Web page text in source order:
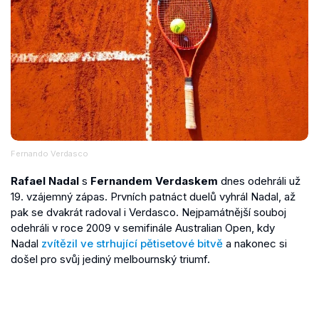
Fernando Verdasco
Rafael Nadal s Fernandem Verdaskem dnes odehráli už
19. vzájemný zápas. Prvních patnáct duelů vyhrál Nadal, až
pak se dvakrát radoval i Verdasco. Nejpamátnější souboj
odehráli v roce 2009 v semifinále Australian Open, kdy
Nadal zvítězil ve strhující pětisetové bitvě a nakonec si
došel pro svůj jediný melbournský triumf.